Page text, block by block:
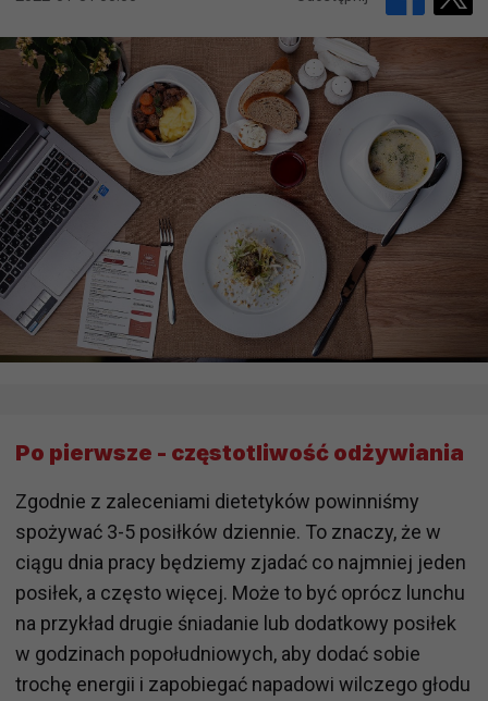
Po pierwsze - częstotliwość odżywiania
Zgodnie z zaleceniami dietetyków powinniśmy
spożywać 3-5 posiłków dziennie. To znaczy, że w
ciągu dnia pracy będziemy zjadać co najmniej jeden
posiłek, a często więcej. Może to być oprócz lunchu
na przykład drugie śniadanie lub dodatkowy posiłek
w godzinach popołudniowych, aby dodać sobie
trochę energii i zapobiegać napadowi wilczego głodu